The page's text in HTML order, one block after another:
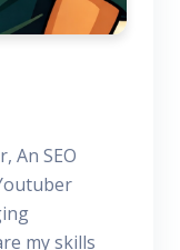
An SEO
my skills